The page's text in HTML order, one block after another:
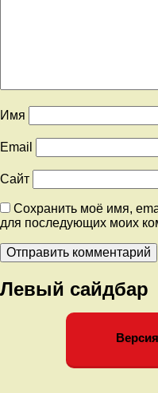
Имя
Email
Сайт
Сохранить моё имя,
для последующих моих
Левый сайдбар